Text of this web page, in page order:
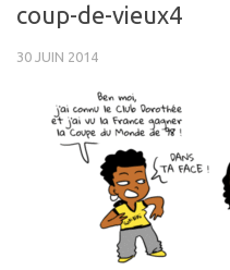
coup-de-vieux4
30 JUIN 2014